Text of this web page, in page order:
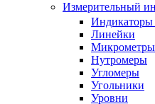
Измерительный
Индикаторы
Линейки
Микрометры
Нутромеры
Угломеры
Угольники
Уровни